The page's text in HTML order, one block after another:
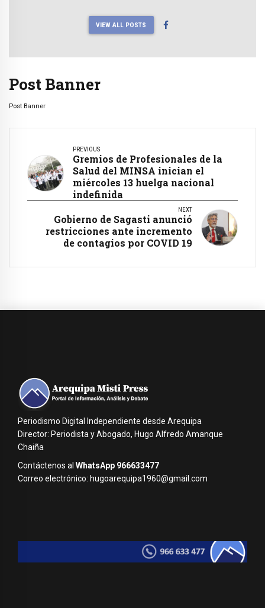
VIEW ALL POSTS
Post Banner
Post Banner
PREVIOUS
Gremios de Profesionales de la
Salud del MINSA inician el
miércoles 13 huelga nacional
indefinida
NEXT
Gobierno de Sagasti anunció
restricciones ante incremento
de contagios por COVID 19
Periodismo Digital Independiente desde Arequipa
Director: Periodista y Abogado, Hugo Alfredo Amanque
Chaiña
Contáctenos al WhatsApp 966633477
Correo electrónico: hugoarequipa1960@gmail.com